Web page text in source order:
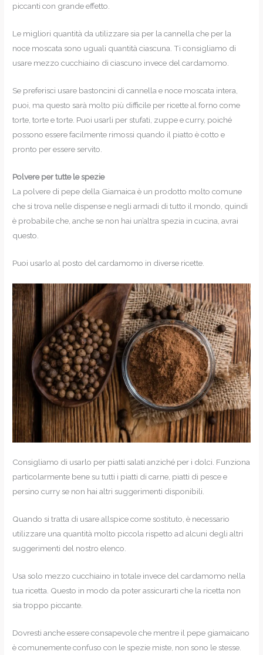
piccanti con grande effetto.
Le migliori quantità da utilizzare sia per la cannella che per la
noce moscata sono uguali quantità ciascuna. Ti consigliamo di
usare mezzo cucchiaino di ciascuno invece del cardamomo.
Se preferisci usare bastoncini di cannella e noce moscata intera,
puoi, ma questo sarà molto più difficile per ricette al forno come
torte, torte e torte. Puoi usarli per stufati, zuppe e curry, poiché
possono essere facilmente rimossi quando il piatto è cotto e
pronto per essere servito.
Polvere per tutte le spezie
La polvere di pepe della Giamaica è un prodotto molto comune
che si trova nelle dispense e negli armadi di tutto il mondo, quindi
è probabile che, anche se non hai un’altra spezia in cucina, avrai
questo.
Puoi usarlo al posto del cardamomo in diverse ricette.
Consigliamo di usarlo per piatti salati anziché per i dolci. Funziona
particolarmente bene su tutti i piatti di carne, piatti di pesce e
persino curry se non hai altri suggerimenti disponibili.
Quando si tratta di usare allspice come sostituto, è necessario
utilizzare una quantità molto piccola rispetto ad alcuni degli altri
suggerimenti del nostro elenco.
Usa solo mezzo cucchiaino in totale invece del cardamomo nella
tua ricetta. Questo in modo da poter assicurarti che la ricetta non
sia troppo piccante.
Dovresti anche essere consapevole che mentre il pepe giamaicano
è comunemente confuso con le spezie miste, non sono le stesse.